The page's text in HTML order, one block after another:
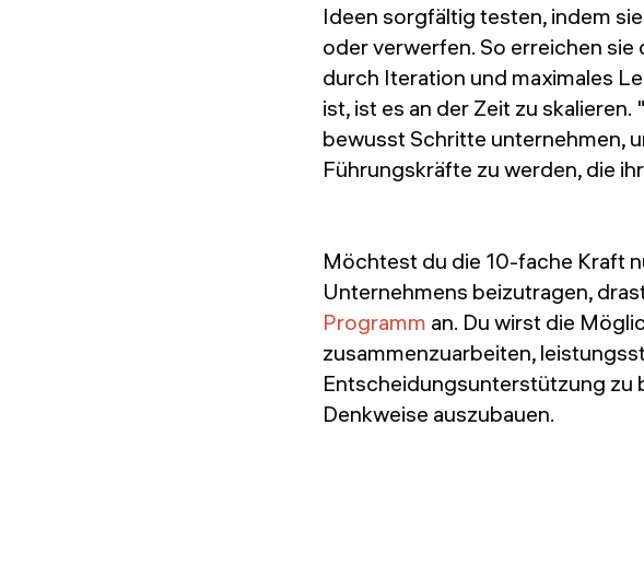
Ideen sorgfältig testen, indem sie
oder verwerfen. So erreichen sie
durch Iteration und maximales
ist, ist es an der Zeit zu
bewusst Schritte unternehmen,
Führungskräfte zu werden, die
Möchtest du die 10-fache Kraft
Unternehmens beizutragen,
Programm an. Du wirst die
zusammenzuarbeiten,
Entscheidungsunterstützung zu
Denkweise auszubauen.